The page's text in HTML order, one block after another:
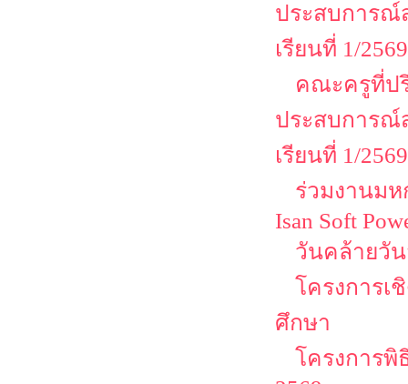
ประสบการณ์
เรียนที่ 1/2569
คณะครูที่ป
ประสบการณ์
เรียนที่ 1/2569
ร่วมงานมห
Isan Soft
วันคล้ายวั
โครงการเ
ศึกษา
โครงการพิ